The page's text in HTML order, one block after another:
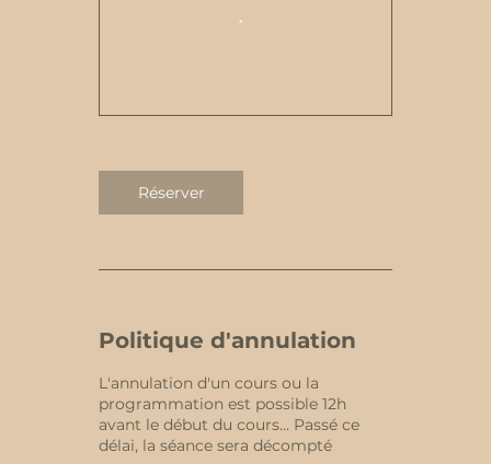
Réserver
Politique d'annulation
L'annulation d'un cours ou la
programmation est possible 12h
avant le début du cours... Passé ce
délai, la séance sera décompté